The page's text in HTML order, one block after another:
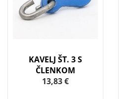
KAVELJ ŠT. 3 S
ČLENKOM
13,83 €